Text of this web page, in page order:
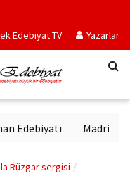
Edebiyat TV Yazarlar
Edebiyatı Madrid
Rüzgar sergisi